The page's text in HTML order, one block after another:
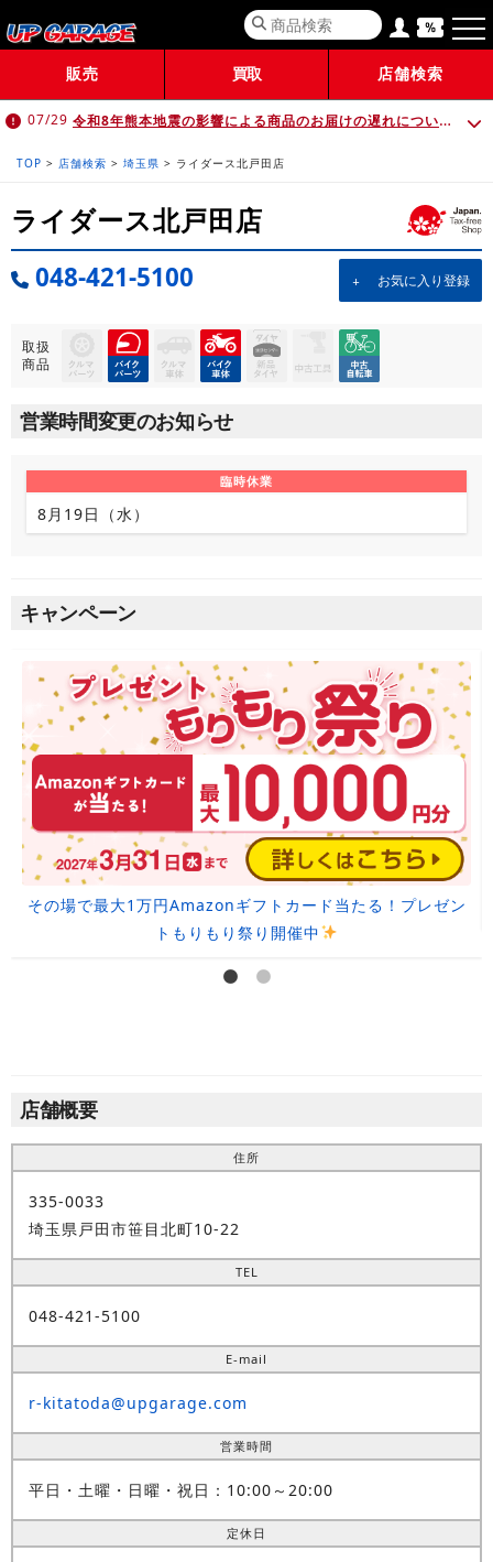
販売 買取 店舗検索
07/29 令和8年熊本地震の影響による商品のお届けの遅れについて （7月30日 10:00時点）
TOP > 店舗検索 > 埼玉県 > ライダース北戸田店
ライダース北戸田店
048-421-5100 お気に入り登録
取扱
商品
営業時間変更のお知らせ
臨時休業
8月19日（水）
キャンペーン
その場で最大1万円Amazonギフトカード当たる！プレゼン
トもりもり祭り開催中
店舗概要
住所
335-0033
埼玉県戸田市笹目北町10-22
TEL
048-421-5100
E-mail
r-kitatoda@upgarage.com
営業時間
平日・土曜・日曜・祝日：10:00～20:00
定休日